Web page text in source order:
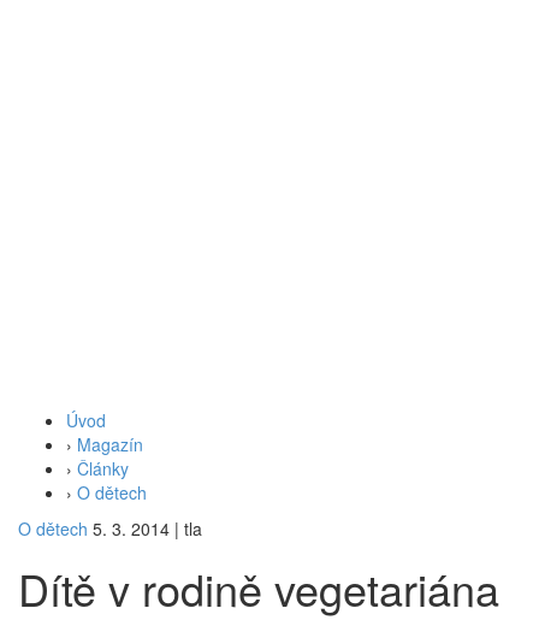
Úvod
› Magazín
› Články
› O dětech
O dětech 5. 3. 2014 | tla
Dítě v rodině vegetariána